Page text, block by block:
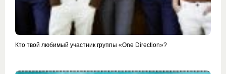
Кто твой любимый участник группы «One Direction»?